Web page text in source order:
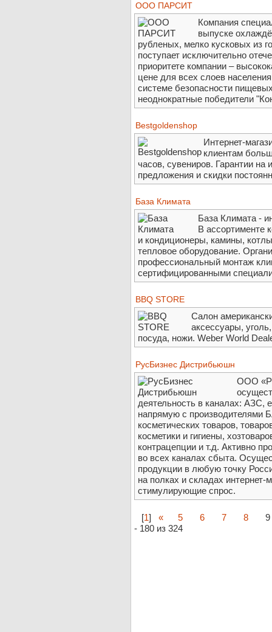
ООО ПАРСИТ
Компания
выпуске
рубленых, мелко кусковых из
поступает исключительно
приоритете компании –
цене для всех слоев
системе безопасности
неоднократные победители
Bestgoldenshop
Интернет-
клиентам
часов, сувениров. Гарантии
предложения и скидки
База Климата
База Климата -
В ассортименте
и кондиционеры, камины,
тепловое оборудование.
профессиональный монтаж
сертифицированными
BBQ STORE
Салон
аксессуары,
посуда, ножи. Weber World
РусБизнес Дистрибьюшн
ООО
деятельность в каналах: АЗС,
напрямую с производителями
косметических товаров,
косметики и гигиены,
контрацепции и т.д. Активно
во всех каналах сбыта.
продукции в любую точку
на полках и складах интернет-
стимулирующие спрос.
[1] « 5 6 7 8
9
- 180 из 324